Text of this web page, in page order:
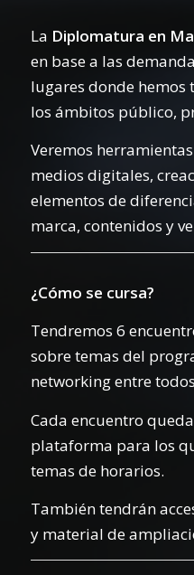
La Diplomatura en
en base a las
lugares donde hemos
los ámbitos público,
Veremos
medios digitales,
elementos de
marca, contenidos y
¿Cómo se cursa?
Tendremos 6
sobre temas del
networking entre
Cada encuentro
plataforma para los
temas de horarios.
También tendrán
y material de